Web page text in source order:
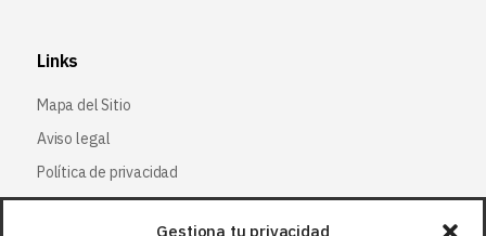
Gestiona tu privacidad
Links
Mapa del Sitio
Aviso legal
Política de privacidad
Política de cookies